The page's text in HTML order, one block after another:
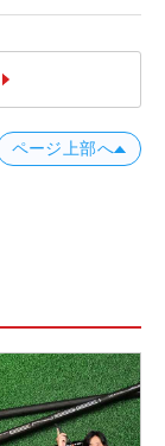
ページ上部へ